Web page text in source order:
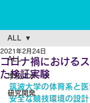
ALL
学校スポーツ
研究開発
ALL
コロナ禍における
た検証実験
2021年2月24日
筑波大学の体育系と
安全な競技環境の設